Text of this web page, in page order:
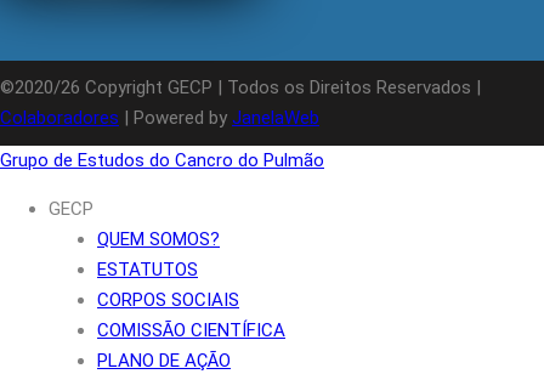
©2020/26 Copyright GECP | Todos os Direitos Reservados |
Colaboradores | Powered by JanelaWeb
Grupo de Estudos do Cancro do Pulmão
GECP
QUEM SOMOS?
ESTATUTOS
CORPOS SOCIAIS
COMISSÃO CIENTÍFICA
PLANO DE AÇÃO